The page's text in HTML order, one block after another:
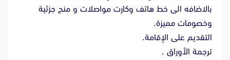
بالاضافه الى خط هاتف وكارت مواصلات و منح جزئية
وخصومات مميزة.
التقديم على الإقامة.
ترجمة الأوراق .